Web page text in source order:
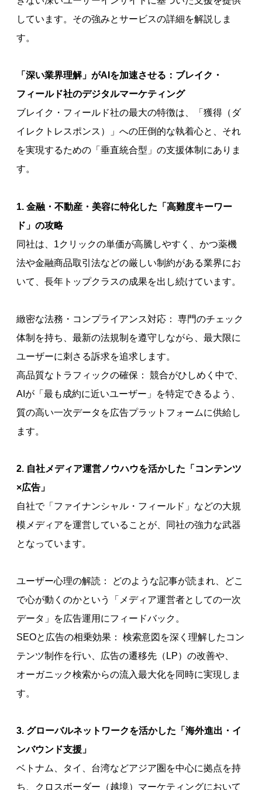
しています。その強みとサービスの詳細を解説しま
す。
「深い業界理解」がAIを加速させる：ブレイク・
フィールド社のデジタルマーケティング
ブレイク・フィールド社の最大の特徴は、「獲得（ダ
イレクトレスポンス）」への圧倒的な執着心と、それ
を実現するための「垂直統合型」の支援体制にありま
す。
1. 金融・不動産・美容に特化した「高難度キーワー
ド」の攻略
同社は、1クリックの単価が高騰しやすく、かつ薬機
法や金融商品取引法などの厳しい制約がある業界にお
いて、長年トップクラスの成果を出し続けています。
緻密な法務・コンプライアンス対応： 専門のチェック
体制を持ち、最新の法規制を遵守しながら、最大限に
ユーザーに刺さる訴求を追求します。
高品質なトラフィックの確保： 競合がひしめく中で、
AIが「最も成約に近いユーザー」を特定できるよう、
質の高い一次データを広告プラットフォームに供給し
ます。
2. 自社メディア運営ノウハウを活かした「コンテンツ
×広告」
自社で「ファイナンシャル・フィールド」などの大規
模メディアを運営していることが、同社の強力な武器
となっています。
ユーザー心理の解読： どのような記事が読まれ、どこ
で心が動くのかという「メディア運営者としての一次
データ」を広告運用にフィードバック。
SEOと広告の相乗効果： 検索意図を深く理解したコン
テンツ制作を行い、広告の遷移先（LP）の改善や、
オーガニック検索からの流入最大化を同時に実現しま
す。
3. グローバルネットワークを活かした「海外進出・イ
ンバウンド支援」
ベトナム、タイ、台湾などアジア圏を中心に拠点を持
ち、クロスボーダー（越境）マーケティングにおいて